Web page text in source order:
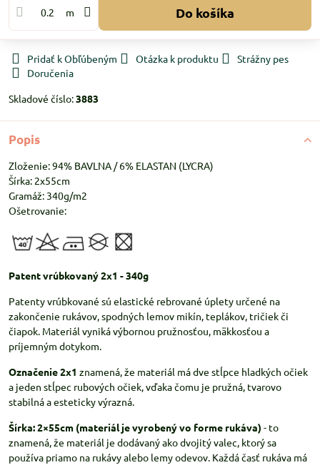
m Do košíka
Pridať k Obľúbeným Otázka k produktu
Strážny pes
Doručenia
Skladové číslo:3883
Popis
Zloženie: 94% BAVLNA / 6% ELASTAN (LYCRA)
Šírka: 2x55cm
Gramáž: 340g/m2
Ošetrovanie:
Patent vrúbkovaný 2x1 - 340g
Patenty vrúbkované sú elastické rebrované úplety určené na
zakončenie rukávov, spodných lemov mikín, teplákov, tričiek či
čiapok. Materiál vyniká výbornou pružnosťou, mäkkosťou a
príjemným dotykom.
Označenie 2x1 znamená, že materiál má dve stĺpce hladkých očiek
a jeden stĺpec rubových očiek, vďaka čomu je pružná, tvarovo
stabilná a esteticky výrazná.
Šírka: 2×55cm (materiál je vyrobený vo forme rukáva) - to
znamená, že materiál je dodávaný ako dvojitý valec, ktorý sa
používa priamo na rukávy alebo lemy odevov. Každá časť rukáva má